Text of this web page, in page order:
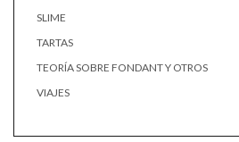
SLIME
TARTAS
TEORÍA SOBRE FONDANT Y OTROS
VIAJES